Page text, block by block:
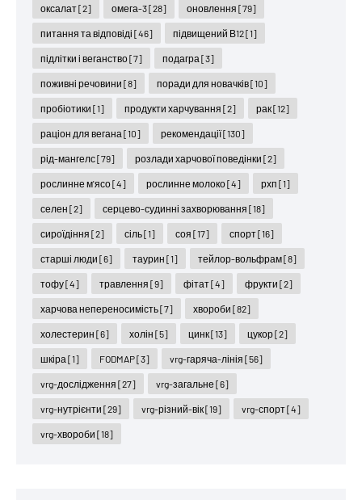
оксалат[2] омега-3[28] оновлення [79]
питання та відповіді [46] підвищений В12[1]
підлітки і веганство[7] подагра [3]
поживні речовини [8] поради для новачків[10]
пробіотики [1] продукти харчування [2] рак[12]
раціон для вегана [10] рекомендації[130]
рід-мангелс[79] розлади харчової поведінки [2]
рослинне м'ясо[4] рослинне молоко[4] рхп [1]
селен [2] серцево-судинні захворювання [18]
сироїдіння [2] сіль[1] соя [17] спорт[16]
старші люди [6] таурин [1] тейлор-вольфрам[8]
тофу[4] травлення [9] фітат[4] фрукти [2]
харчова непереносимість[7] хвороби [82]
холестерин [6] холін [5] цинк[13] цукор[2]
шкіра [1] FODMAP[3] vrg-гаряча-лінія [56]
vrg-дослідження [27] vrg-загальне [6]
vrg-нутрієнти [29] vrg-різний-вік[19] vrg-спорт[4]
vrg-хвороби [18]